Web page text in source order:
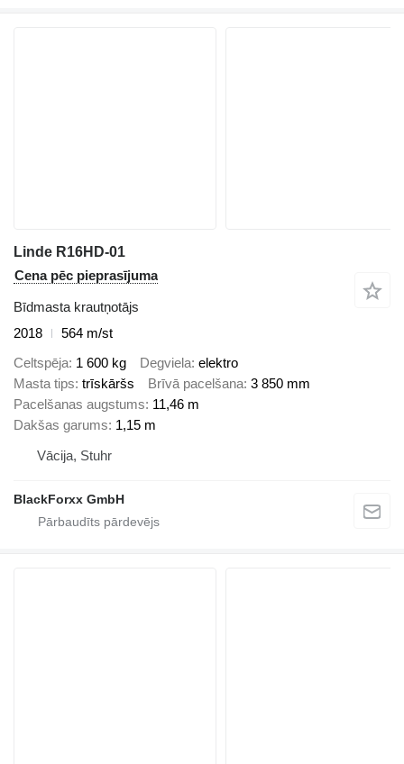
Linde R16HD-01
Cena pēc pieprasījuma
Bīdmasta krautņotājs
2018
564 m/st
Celtspēja 1 600 kg Degviela elektro
Masta tips trīskāršs Brīvā pacelšana 3 850 mm
Pacelšanas augstums 11,46 m
Dakšas garums 1,15 m
Vācija, Stuhr
BlackForxx GmbH